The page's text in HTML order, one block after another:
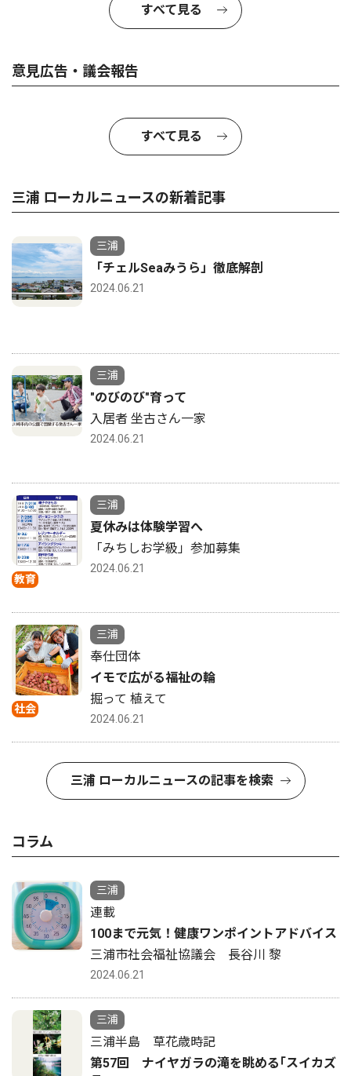
すべて見る
意見広告・議会報告
すべて見る
三浦 ローカルニュースの新着記事
三浦
「チェルSeaみうら」徹底解剖
2024.06.21
三浦
"のびのび"育って
入居者 坐古さん一家
2024.06.21
教育
三浦
夏休みは体験学習へ
「みちしお学級」参加募集
2024.06.21
社会
三浦
奉仕団体
イモで広がる福祉の輪
掘って 植えて
2024.06.21
三浦 ローカルニュースの記事を検索
コラム
三浦
連載
100まで元気！健康ワンポイントアドバイス
三浦市社会福祉協議会 長谷川 黎
2024.06.21
三浦
三浦半島 草花歳時記
第57回 ナイヤガラの滝を眺める｢スイカズ